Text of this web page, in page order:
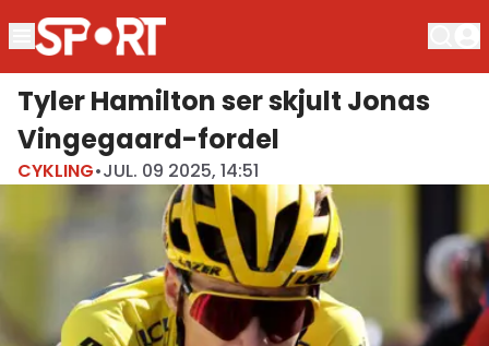
Tyler Hamilton ser skjult Jonas
Vingegaard-fordel
CYKLING•JUL. 09 2025, 14:51